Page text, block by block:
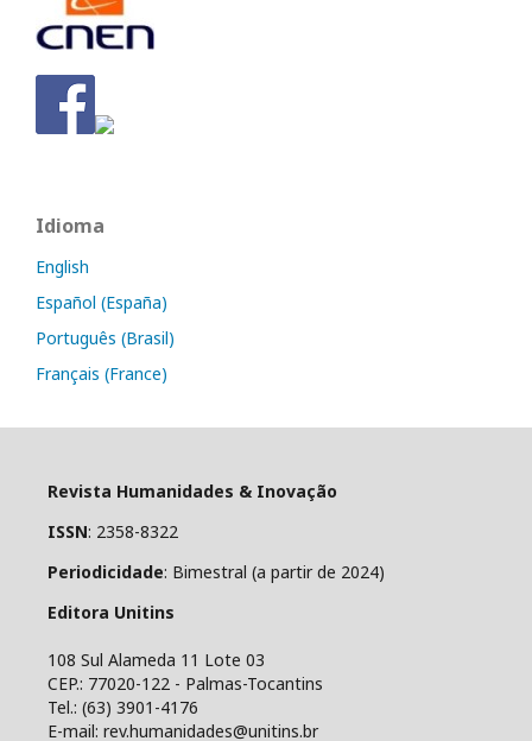
Idioma
English
Español (España)
Português (Brasil)
Français (France)
Revista Humanidades & Inovação
ISSN: 2358-8322
Periodicidade: Bimestral (a partir de 2024)
Editora Unitins
108 Sul Alameda 11 Lote 03
CEP.: 77020-122 - Palmas-Tocantins
Tel.: (63) 3901-4176
E-mail: rev.humanidades@unitins.br